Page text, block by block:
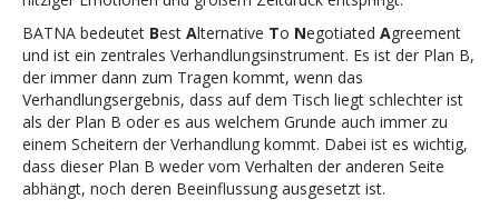
BATNA bedeutet Best Alternative To Negotiated Agreement
und ist ein zentrales Verhandlungsinstrument. Es ist der Plan B,
der immer dann zum Tragen kommt, wenn das
Verhandlungsergebnis, dass auf dem Tisch liegt schlechter ist
als der Plan B oder es aus welchem Grunde auch immer zu
einem Scheitern der Verhandlung kommt. Dabei ist es wichtig,
dass dieser Plan B weder vom Verhalten der anderen Seite
abhängt, noch deren Beeinflussung ausgesetzt ist.